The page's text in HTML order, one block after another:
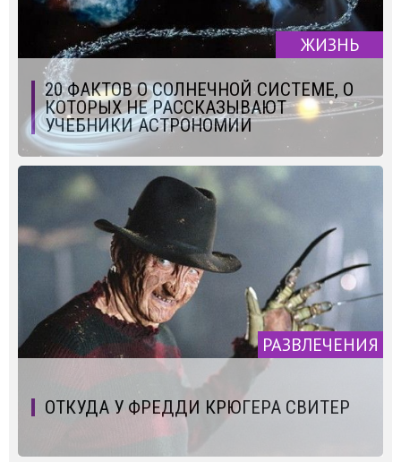
ЖИЗНЬ
20 ФАКТОВ О СОЛНЕЧНОЙ СИСТЕМЕ, О
КОТОРЫХ НЕ РАССКАЗЫВАЮТ
УЧЕБНИКИ АСТРОНОМИИ
РАЗВЛЕЧЕНИЯ
ОТКУДА У ФРЕДДИ КРЮГЕРА СВИТЕР